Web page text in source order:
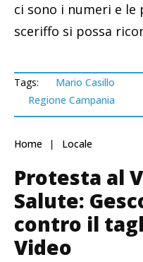
ci sono i numeri e
sceriffo si possa
Tags: Mario Casillo
Regione Campania
Home Locale
Protesta al
Salute:
contro il
Video